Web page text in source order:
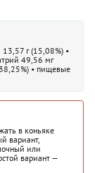
г (15,08%) •
49,56 мг
• пищевые
в коньяке
вариант,
или
вариант —